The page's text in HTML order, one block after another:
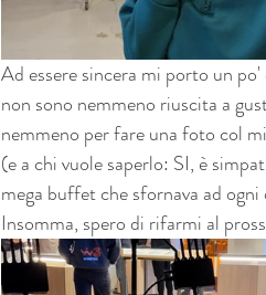
Ad essere sincera mi porto un
non sono nemmeno riuscita a
nemmeno per fare una foto col
(e a chi vuole saperlo: SI, è
mega buffet che sfornava ad
Insomma, spero di rifarmi al